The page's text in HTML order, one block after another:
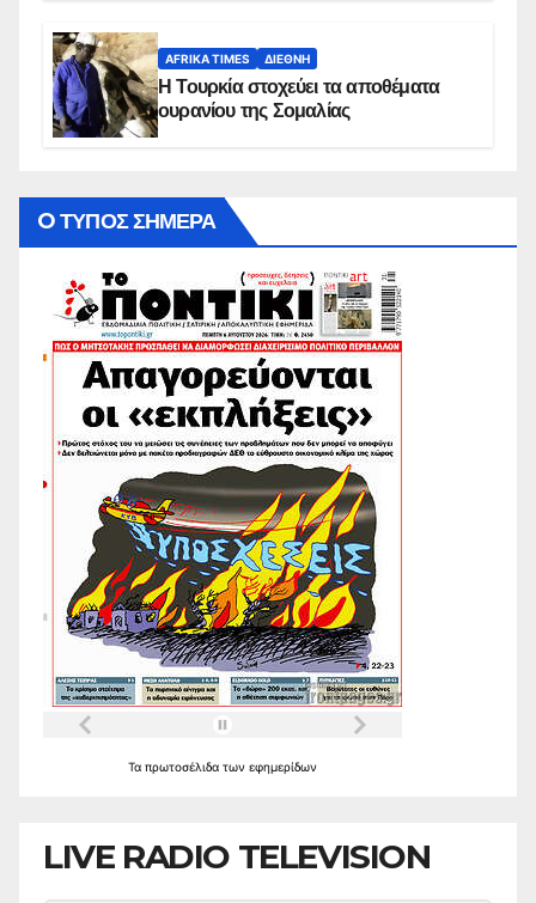
AFRIKA TIMES ΔΙΕΘΝΉ
Η Τουρκία στοχεύει τα αποθέματα
ουρανίου της Σομαλίας
O ΤΥΠΟΣ ΣΗΜΕΡΑ
Τα πρωτοσέλιδα των εφημερίδων
LIVE RADIO TELEVISION